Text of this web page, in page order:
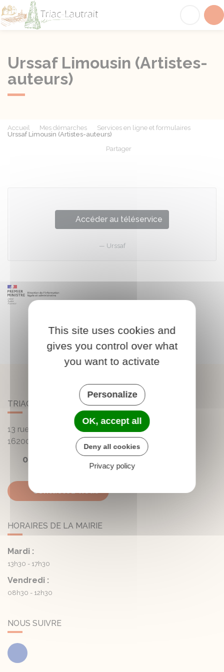
Urssaf Limousin (Artistes-
auteurs)
Accueil Mes démarches
Services en ligne et formulaires
Urssaf Limousin (Artistes-auteurs)
Partager
Accéder au téléservice
Urssaf
TRIAC-LAUTRAIT
13 rue de la Mairie - Lautrait
16200
Triac-Lautrait
05 45 81 05 41
Contactez-nous
HORAIRES DE LA MAIRIE
Mardi :
13h30 - 17h30
Vendredi :
08h30 - 12h30
NOUS SUIVRE
Facebook
This site uses cookies and
gives you control over what
you want to activate
Personalize
OK, accept all
Deny all cookies
Privacy policy